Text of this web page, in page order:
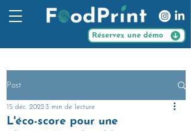
Réservez une démo
Post
L'éco-score pour une
15 déc. 2022 3 min de lecture